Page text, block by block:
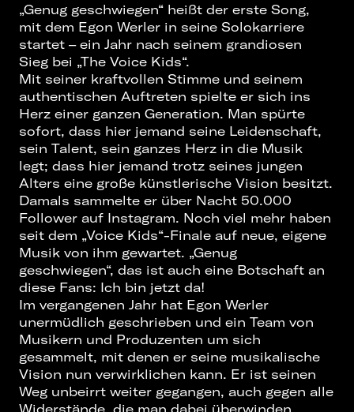
„Genug geschwiegen“ heißt der erste Song,
mit dem Egon Werler in seine Solokarriere
startet – ein Jahr nach seinem grandiosen
Sieg bei „The Voice Kids“.
Mit seiner kraftvollen Stimme und seinem
authentischen Auftreten spielte er sich ins
Herz einer ganzen Generation. Man spürte
sofort, dass hier jemand seine Leidenschaft,
sein Talent, sein ganzes Herz in die Musik
legt; dass hier jemand trotz seines jungen
Alters eine große künstlerische Vision besitzt.
Damals sammelte er über Nacht 50.000
Follower auf Instagram. Noch viel mehr haben
seit dem „Voice Kids“-Finale auf neue, eigene
Musik von ihm gewartet. „Genug
geschwiegen“, das ist auch eine Botschaft an
diese Fans: Ich bin jetzt da!
Im vergangenen Jahr hat Egon Werler
unermüdlich geschrieben und ein Team von
Musikern und Produzenten um sich
gesammelt, mit denen er seine musikalische
Vision nun verwirklichen kann. Er ist seinen
Weg unbeirrt weiter gegangen, auch gegen alle
Widerstände, die man dabei überwinden